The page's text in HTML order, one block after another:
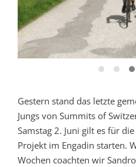
Gestern stand das letzte
Jungs von Summits of
Samstag 2. Juni gilt es für
Projekt im Engadin starten.
Wochen coachten wir